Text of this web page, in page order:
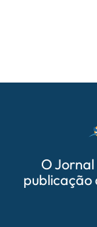
O
publicação